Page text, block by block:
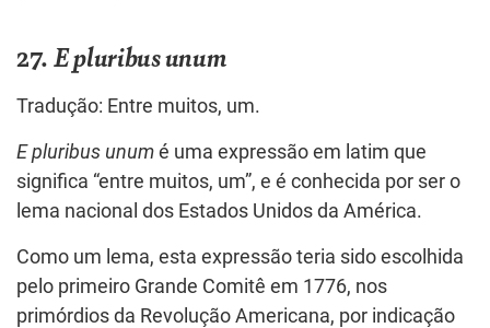
27.E pluribus unum
Tradução: Entre muitos, um.
E pluribus unum é uma expressão em latim que
significa “entre muitos, um”, e é conhecida por ser o
lema nacional dos Estados Unidos da América.
Como um lema, esta expressão teria sido escolhida
pelo primeiro Grande Comitê em 1776, nos
primórdios da Revolução Americana, por indicação